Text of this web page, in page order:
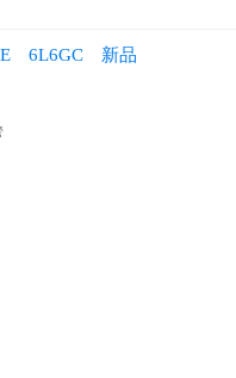
6L6GC 新品